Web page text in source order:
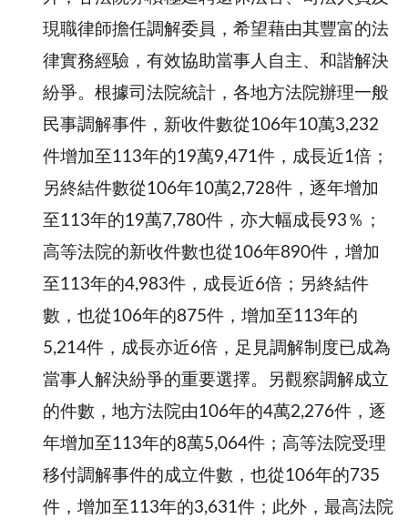
現職律師擔任調解委員，希望藉由其豐富的法
律實務經驗，有效協助當事人自主、和諧解決
紛爭。根據司法院統計，各地方法院辦理一般
民事調解事件，新收件數從106年10萬3,232
件增加至113年的19萬9,471件，成長近1倍；
另終結件數從106年10萬2,728件，逐年增加
至113年的19萬7,780件，亦大幅成長93％；
高等法院的新收件數也從106年890件，增加
至113年的4,983件，成長近6倍；另終結件
數，也從106年的875件，增加至113年的
5,214件，成長亦近6倍，足見調解制度已成為
當事人解決紛爭的重要選擇。另觀察調解成立
的件數，地方法院由106年的4萬2,276件，逐
年增加至113年的8萬5,064件；高等法院受理
移付調解事件的成立件數，也從106年的735
件，增加至113年的3,631件；此外，最高法院